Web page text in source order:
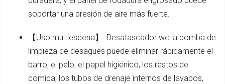
soportar una presión de aire más fuerte.
【Uso multiescena】: Desatascador wc la bomba de
limpieza de desagües puede eliminar rápidamente el
barro, el pelo, el papel higiénico, los restos de
comida, los tubos de drenaje internos de lavabos,